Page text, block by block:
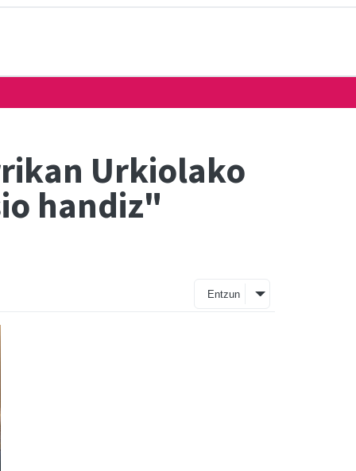
Urkiolako
handiz"
Entzun